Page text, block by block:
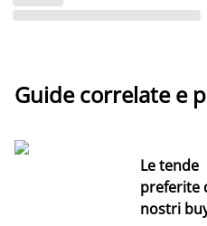
Guide correlate e
Le tende
preferite
nostri